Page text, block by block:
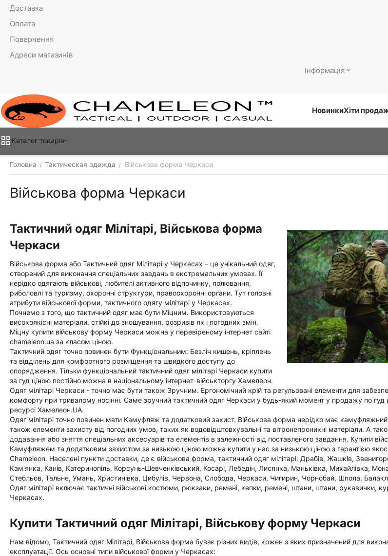
Доставка
Оплата
Повернення
Адреси магазинів
Інформація
НовинкиХіти
Каталог товарiв
Головна / Тактическая одежда / Військова форма Черкаси
Військова форма Черкаси
Тактичний одяг Мілітарі, Військова форма
Черкаси
Військова форма або Тактичний одяг Мілітарі у Черкасах – це унікальний одяг,
створений для виконання спеціальних завдань в екстремальних умовах. Її
нерідко одягають військові, любителі активного відпочинку, полювання,
риболовлі та туризму, охоронні структури, правоохоронні органи. Тут головні
атрибути військової форми, тактичного одягу мілітарі у Черкасах.
Почнемо з того, що тактичний одяг має бути Міцним. Використовуються
високоякісні матеріали, стійкі до зношування, розривів як і погодних змін.
Міцну купити військову форму Черкаси можна у перевіреному інтернет сайті
chameleon.ua за класом ціною.
Тактичний одяг точно повинен бути Функціональним: Безліч кишень, кріплень
та відділень для комфортного розміщення та швидкого доступу до
спорядження. Тільки функціональний тактичний одяг мілітарі Черкаси купити
за гуд ціною постійно можна в національному інтернет-військторгу Хамелеон.
Одяг мілітарі Черкаси - точно має бути також Зручним. Ергономічний крій та регульовані елементи для
комфорту при тривалому носінні. Саме зручний тактичний одяг Черкаси у будь-який момент у продажу по гуд
ресурсі Хамелеон.UA.
Одяг мілітарі точно повинен мати Камуфляж та додатковий захист. Військова форма нерідко має
також елементи захисту від погодних умов, таких як водовідштовхувальні та вітронепроникні матеріали. А
додавання або зняття спеціальних аксесуарів та елементів в залежності від поставленого завдання. Купити
Камуфляжем та додатковим захистом за низькою ціною можна купити у нас за низькою ціною з гарантією
Chameleon. Населені пункти доставки, де є військова форма, тактичний одяг мілітарі: Драбів, Жашків,
Кам'янка, Канів, Катеринопіль, Корсунь-Шевченківський, Косарі, Лебедін, Лисянка, Маньківка, Михайлівка,
Стебльов, Тальне, Умань, Христинівка, Цибулів, Червона, Слобода, Черкаси, Чигирин, Чорнобай, Шпола,
Одяг мілітарі включає тактичні військові костюми, рюкзаки, ремені, кепки, ремені, штани, штани, рукавички,
Черкасах.
Купити Тактичний одяг Мілітарі, Військову форму Черкаси
Нам відомо, Тактичний одяг Мілітарі, Військова форма буває різних видів, кожен з яких призначений для
експлуатації. Ось основні типи військової форми у Черкасах: